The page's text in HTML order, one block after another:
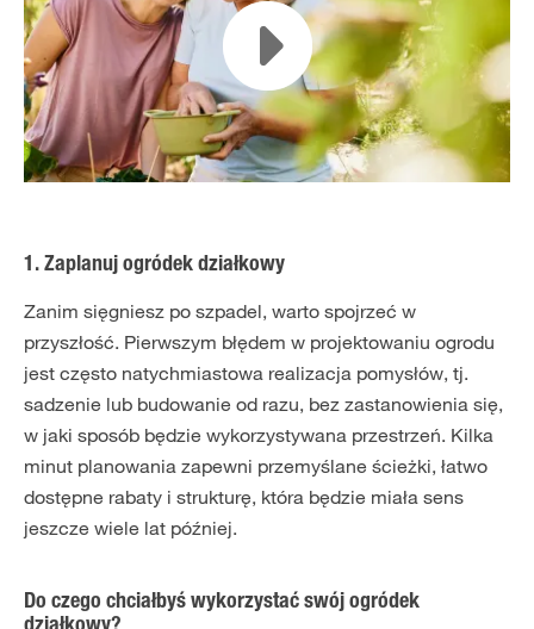
1. Zaplanuj ogródek działkowy
Zanim sięgniesz po szpadel, warto spojrzeć w
przyszłość. Pierwszym błędem w projektowaniu ogrodu
jest często natychmiastowa realizacja pomysłów, tj.
sadzenie lub budowanie od razu, bez zastanowienia się,
w jaki sposób będzie wykorzystywana przestrzeń. Kilka
minut planowania zapewni przemyślane ścieżki, łatwo
dostępne rabaty i strukturę, która będzie miała sens
jeszcze wiele lat później.
Do czego chciałbyś wykorzystać swój ogródek